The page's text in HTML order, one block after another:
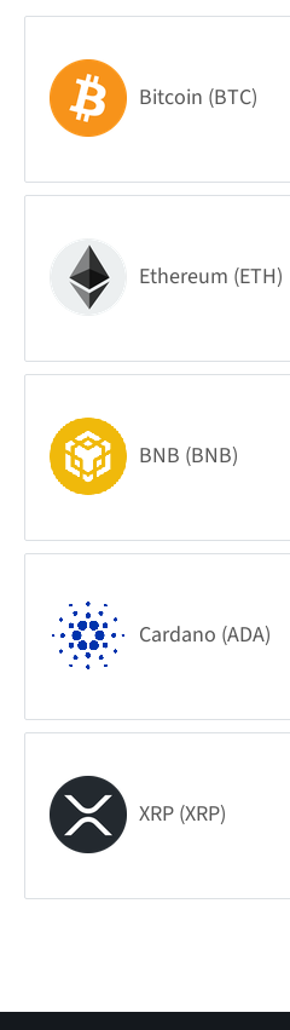
Bitcoin (BTC)
Ethereum (ETH)
BNB (BNB)
Cardano (ADA)
XRP (XRP)